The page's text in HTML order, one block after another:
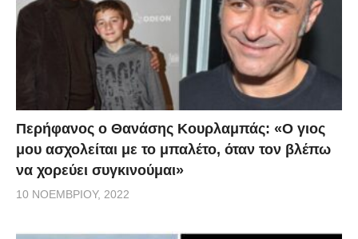
Περήφανος ο Θανάσης Κουρλαμπάς: «Ο γιος
μου ασχολείται με το μπαλέτο, όταν τον βλέπω
να χορεύει συγκινούμαι»
10 ΝΟΕΜΒΡΊΟΥ, 2022